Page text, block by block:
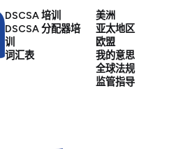
DSCSA 培训
DSCSA 分配器培
训
词汇表
美洲
亚太地区
欧盟
我的意思
全球法规
监管指导